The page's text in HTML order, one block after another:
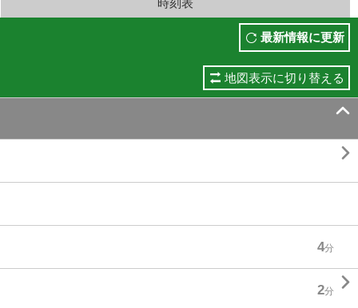
時刻表
最新情報に更新
地図表示に切り替える


4分
2分 